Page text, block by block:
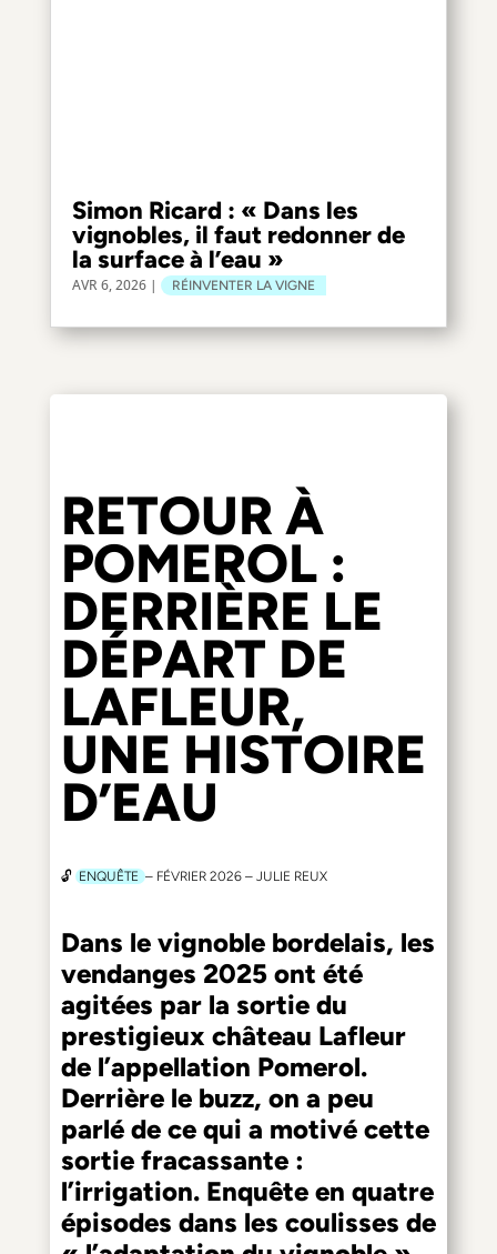
Simon Ricard : « Dans les
vignobles, il faut redonner de
la surface à l’eau »
AVR 6, 2026| RÉINVENTER LA VIGNE
RETOUR À
POMEROL :
DERRIÈRE LE
DÉPART DE
LAFLEUR,
UNE HISTOIRE
D’EAU
🔓 ENQUÊTE – FÉVRIER 2026 – JULIE REUX
Dans le vignoble bordelais, les
vendanges 2025 ont été
agitées par la sortie du
prestigieux château Lafleur
de l’appellation Pomerol.
Derrière le buzz, on a peu
parlé de ce qui a motivé cette
sortie fracassante :
l’irrigation. Enquête en quatre
épisodes dans les coulisses de